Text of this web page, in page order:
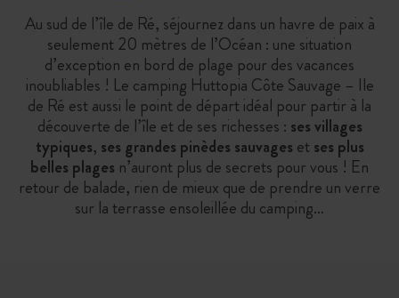
Au sud de l’île de Ré, séjournez dans un havre de paix à
seulement 20 mètres de l’Océan : une situation
d’exception en bord de plage pour des vacances
inoubliables ! Le camping Huttopia Côte Sauvage – Ile
de Ré est aussi le point de départ idéal pour partir à la
découverte de l’île et de ses richesses : ses villages
typiques, ses grandes pinèdes sauvages etses plus
belles plages n’auront plus de secrets pour vous ! En
retour de balade, rien de mieux que de prendre un verre
sur la terrasse ensoleillée du camping…